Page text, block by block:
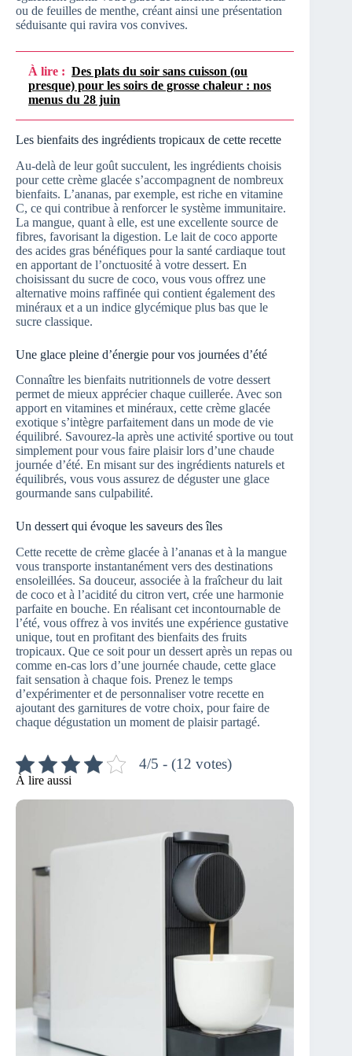
ou de feuilles de menthe, créant ainsi une présentation
séduisante qui ravira vos convives.
À lire : Des plats du soir sans cuisson (ou
presque) pour les soirs de grosse chaleur : nos
menus du 28 juin
Les bienfaits des ingrédients tropicaux de cette recette
Au-delà de leur goût succulent, les ingrédients choisis
pour cette crème glacée s’accompagnent de nombreux
bienfaits. L’ananas, par exemple, est riche en vitamine
C, ce qui contribue à renforcer le système immunitaire.
La mangue, quant à elle, est une excellente source de
fibres, favorisant la digestion. Le lait de coco apporte
des acides gras bénéfiques pour la santé cardiaque tout
en apportant de l’onctuosité à votre dessert. En
choisissant du sucre de coco, vous vous offrez une
alternative moins raffinée qui contient également des
minéraux et a un indice glycémique plus bas que le
sucre classique.
Une glace pleine d’énergie pour vos journées d’été
Connaître les bienfaits nutritionnels de votre dessert
permet de mieux apprécier chaque cuillerée. Avec son
apport en vitamines et minéraux, cette crème glacée
exotique s’intègre parfaitement dans un mode de vie
équilibré. Savourez-la après une activité sportive ou tout
simplement pour vous faire plaisir lors d’une chaude
journée d’été. En misant sur des ingrédients naturels et
équilibrés, vous vous assurez de déguster une glace
gourmande sans culpabilité.
Un dessert qui évoque les saveurs des îles
Cette recette de crème glacée à l’ananas et à la mangue
vous transporte instantanément vers des destinations
ensoleillées. Sa douceur, associée à la fraîcheur du lait
de coco et à l’acidité du citron vert, crée une harmonie
parfaite en bouche. En réalisant cet incontournable de
l’été, vous offrez à vos invités une expérience gustative
unique, tout en profitant des bienfaits des fruits
tropicaux. Que ce soit pour un dessert après un repas ou
comme en-cas lors d’une journée chaude, cette glace
fait sensation à chaque fois. Prenez le temps
d’expérimenter et de personnaliser votre recette en
ajoutant des garnitures de votre choix, pour faire de
chaque dégustation un moment de plaisir partagé.
4/5 - (12 votes)
À lire aussi